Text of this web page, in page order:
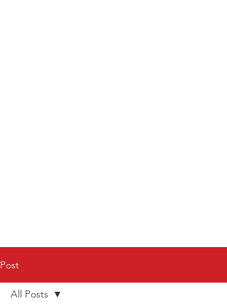
Post
All Posts